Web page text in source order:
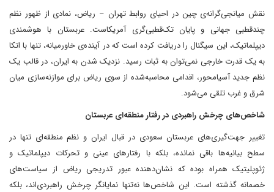
نقش میانجی‌گرانه‌ی چین در احیای روابط تهران – ریاض، نمادی از ظهور نظم
چندقطبی جهانی و پایان تک‌قطبی‌گری آمریکاست. عربستان با هوشمندی
دیپلماتیک، این سیگنال را دریافت کرده است که در آینده‌ی خاورمیانه، تنها با اتکا
به یک قدرت خارجی نمی‌توان به ثبات رسید. نزدیک شدن به ایران، در قالب یک
نظم جدید آسیامحور، اقدامی محاسبه‌شده از سوی ریاض برای موازنه‌سازی میان
شرق و غرب تلقی می‌شود.
شاخص‌های چرخش راهبردی در رفتار منطقه‌ای عربستان
تغییر جهت‌گیری‌های عربستان سعودی در قبال ایران و نظم منطقه‌ای تنها در
سطح بیانیه‌ها باقی نمانده، بلکه با رفتارهای عینی و تحرکات دیپلماتیک و
ژئوپلیتیک همراه بوده که نشان‌دهنده عبور تدریجی ریاض از سیاست‌های
خصمانه گذشته است. این شاخص‌ها نه‌تنها نمایانگر چرخش راهبردی‌اند، بلکه